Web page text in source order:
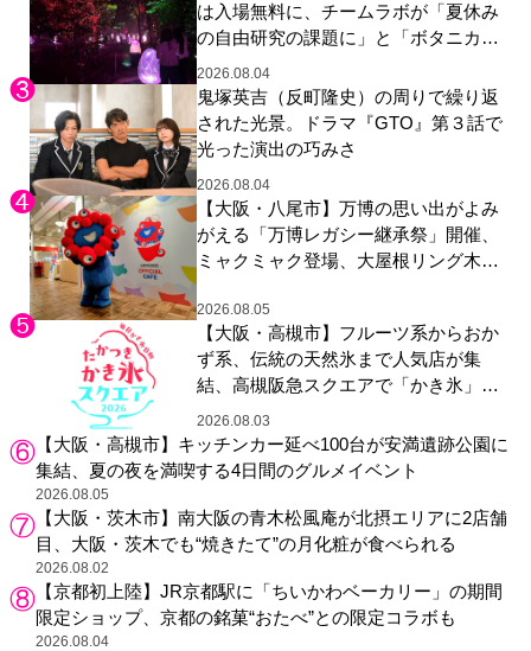
は入場無料に、チームラボが「夏休み
の自由研究の課題に」と「ボタニカル
ガーデン 大阪」へ招待
2026.08.04
鬼塚英吉（反町隆史）の周りで繰り返
された光景。ドラマ『GTO』第３話で
光った演出の巧みさ
2026.08.04
【大阪・八尾市】万博の思い出がよみ
がえる「万博レガシー継承祭」開催、
ミャクミャク登場、大屋根リング木材
展示も
2026.08.05
【大阪・高槻市】フルーツ系からおか
ず系、伝統の天然氷まで人気店が集
結、高槻阪急スクエアで「かき氷」祭
り
2026.08.03
【大阪・高槻市】キッチンカー延べ100台が安満遺跡公園に
集結、夏の夜を満喫する4日間のグルメイベント
2026.08.05
【大阪・茨木市】南大阪の青木松風庵が北摂エリアに2店舗
目、大阪・茨木でも“焼きたて”の月化粧が食べられる
2026.08.02
【京都初上陸】JR京都駅に「ちいかわベーカリー」の期間
限定ショップ、京都の銘菓“おたべ”との限定コラボも
2026.08.04